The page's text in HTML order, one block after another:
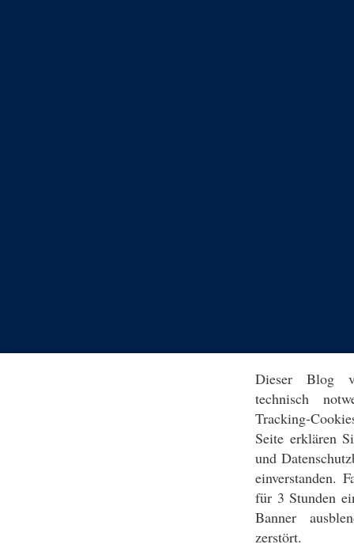
Dieser Blog
technisch
Tracking-
Seite erklären
und
einverstanden.
für 3 Stunden
Banner
zerstört.